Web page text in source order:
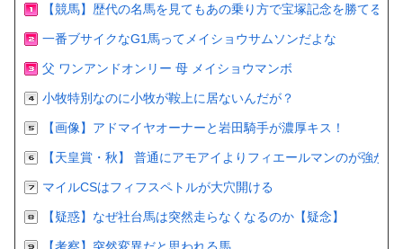
【競馬】歴代の名馬を見てもあの乗り方で宝塚記念を勝てる
一番ブサイクなG1馬ってメイショウサムソンだよな
父 ワンアンドオンリー 母 メイショウマンボ
小牧特別なのに小牧が鞍上に居ないんだが？
【画像】アドマイヤオーナーと岩田騎手が濃厚キス！
【天皇賞・秋】 普通にアモアイよりフィエールマンのが強かっ
マイルCSはフィフスペトルが大穴開ける
【疑惑】なぜ社台馬は突然走らなくなるのか【疑念】
【考察】突然変異だと思われる馬